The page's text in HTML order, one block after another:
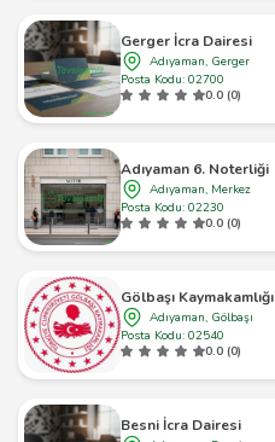
Gerger İcra Dairesi
Adıyaman, Gerger
Posta Kodu: 02700
0.0 (0)
Adıyaman 6. Noterliği
Adıyaman, Merkez
Posta Kodu: 02230
0.0 (0)
Gölbaşı Kaymakamlığı
Adıyaman, Gölbaşı
Posta Kodu: 02540
0.0 (0)
Besni İcra Dairesi